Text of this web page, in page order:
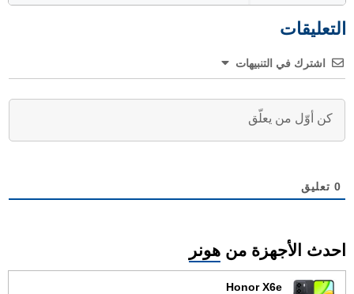
التعليقات
اشترك في التنبيهات
0 تعليق
احدث الأجهزة من هونر
Honor X6e